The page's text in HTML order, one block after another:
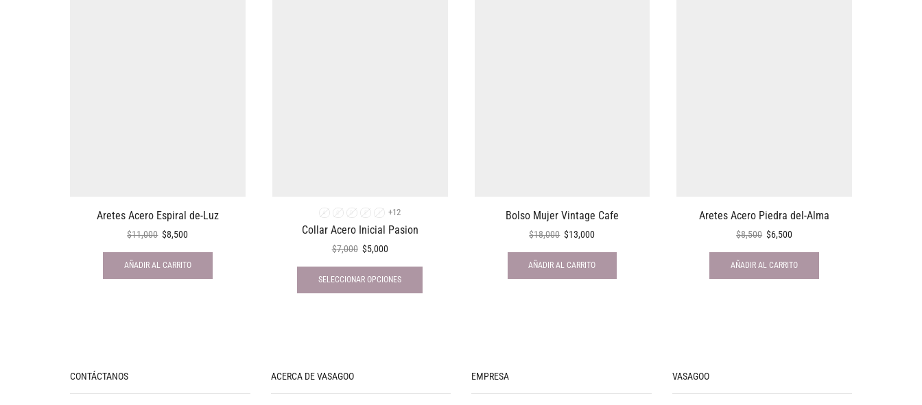
Aretes Acero Espiral de-Luz
$11,000 $8,500
AÑADIR AL CARRITO
A D +12
Collar Acero Inicial Pasion
$7,000 $5,000
SELECCIONAR OPCIONES
Bolso Mujer Vintage Cafe
$18,000 $13,000
AÑADIR AL CARRITO
Aretes Acero Piedra del-Alma
$8,500 $6,500
AÑADIR AL CARRITO
CONTÁCTANOS ACERCA DE VASAGOO EMPRESA VASAGOO